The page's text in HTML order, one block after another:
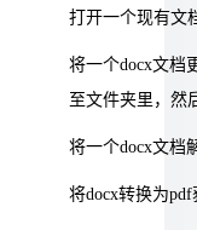
打开一个现有文
将一个docx文档
至文件夹里，然
将一个docx文档
将docx转换为